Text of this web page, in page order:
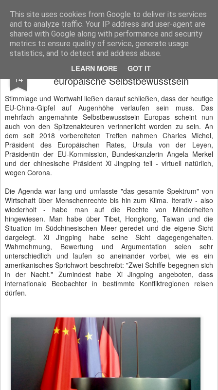
This site uses cookies from Google to deliver its services
and to analyze traffic. Your IP address and user-agent are
shared with Google along with performance and security
metrics to ensure quality of service, generate usage
statistics, and to detect and address abuse.
LEARN MORE GOT IT
BTB concept Media GmbH Presseberichte zu Bundespolitik, Diplomatie, Sicherheitspolitik, Wirtschaft, Fahrzeugtechnik und IT - Pressedienst, Fachartikel, Bildredaktion, O-Ton-Videos
14
EU-China-Gipfel und das neue
europäische Selbstbewusstsein
Stimmlage und Wortwahl ließen darauf schließen, dass der heutige
EU-China-Gipfel auf Augenhöhe verlaufen sein muss. Das
mehrfach angemahnte Selbstbewusstsein Europas scheint nun
auch von den Spitzenakteuren verinnerlicht worden zu sein. An
dem seit 2018 vorbereiteten Treffen nahmen Charles Michel,
Präsident des Europäischen Rates, Ursula von der Leyen,
Präsidentin der EU-Kommission, Bundeskanzlerin Angela Merkel
und der chinesische Präsident Xi Jingping teil - virtuell natürlich,
wegen Corona.
Die Agenda war lang und umfasste "das gesamte Spektrum" von
Wirtschaft über Menschenrechte bis hin zum Klima. Iterativ - also
wiederholt - habe man auf die Rechte von Minderheiten
hingewiesen. Man habe über Tibet, Hongkong, Taiwan und die
Situation im Südchinesischen Meer geredet und die eigene Sicht
dargelegt. Xi Jingping habe seine Sicht dagegengehalten.
Wahrnehmung, Bewertung und Argumentation seien sehr
unterschiedlich und laufen so aneinander vorbei, wie es ein
amerikanisches Sprichwort beschreibt: "Zwei Schiffe begegnen sich
in der Nacht." Zumindest habe Xi Jingping angeboten, dass
internationale Beobachter in bestimmte Konfliktregionen reisen
dürfen.